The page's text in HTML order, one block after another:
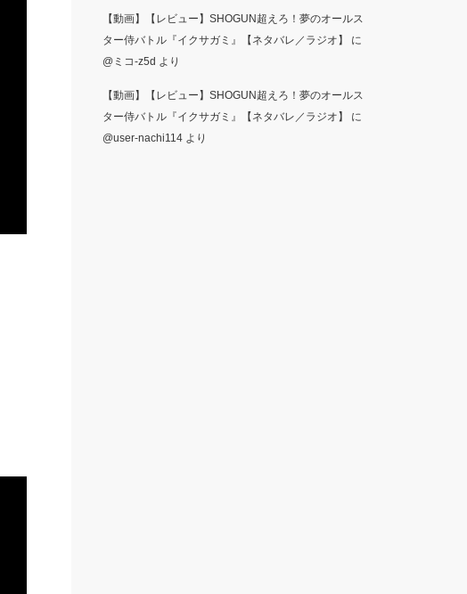
【動画】【レビュー】SHOGUN超えろ！夢のオールス
ター侍バトル『イクサガミ』【ネタバレ／ラジオ】
に
@ミコ-z5d より
【動画】【レビュー】SHOGUN超えろ！夢のオールス
ター侍バトル『イクサガミ』【ネタバレ／ラジオ】
に
@user-nachi114より